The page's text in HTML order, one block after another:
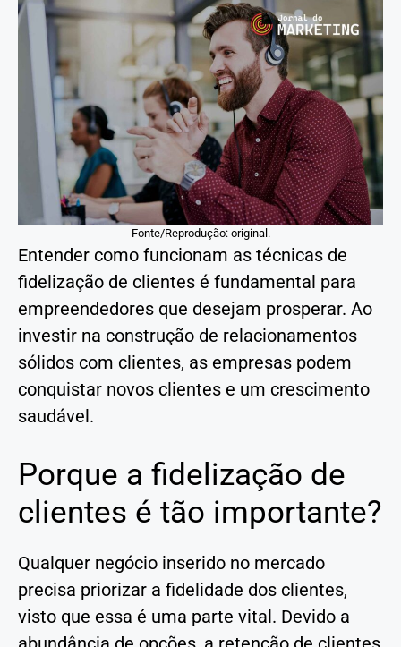
Fonte/Reprodução: original.
Entender como funcionam as técnicas de
fidelização de clientes é fundamental para
empreendedores que desejam prosperar. Ao
investir na construção de relacionamentos
sólidos com clientes, as empresas podem
conquistar novos clientes e um crescimento
saudável.
Porque a fidelização de
clientes é tão importante?
Qualquer negócio inserido no mercado
precisa priorizar a fidelidade dos clientes,
visto que essa é uma parte vital. Devido a